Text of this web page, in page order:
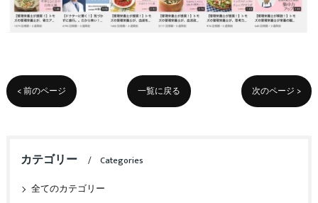
< 前のページ 一覧に戻る 次のページ >
カテゴリー
Categories
全てのカテゴリー